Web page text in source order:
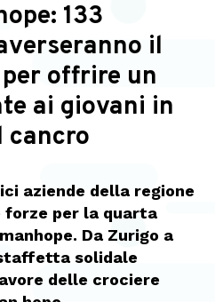
133
il
offrire un
ai giovani in
cancro
aziende della regione
forze per la quarta
Da Zurigo a
solidale
delle crociere